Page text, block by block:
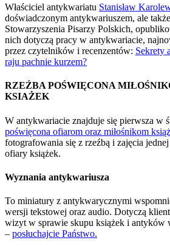
Właściciel antykwariatu Stanisław
doświadczonym antykwariuszem, ale
Stowarzyszenia Pisarzy Polskich,
nich dotyczą pracy w antykwariacie,
przez czytelników i recenzentów: Sekrety
raju pachnie kurzem?
RZEŹBA POŚWIĘCONA
KSIAŻEK
W antykwariacie znajduje się pierwsza w
poświęcona ofiarom oraz miłośnikom
fotografowania się z rzeźbą i zajęcia
ofiary książek.
Wyznania antykwariusza
To miniatury z antykwarycznymi
wersji tekstowej oraz audio. Dotyczą
wizyt w sprawie skupu książek i antyków
– posłuchajcie Państwo.